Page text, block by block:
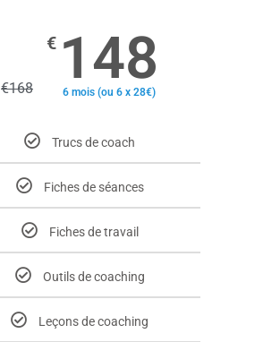
€168
€ 148
6 mois (ou 6 x 28€)
Trucs de coach
Fiches de séances
Fiches de travail
Outils de coaching
Leçons de coaching